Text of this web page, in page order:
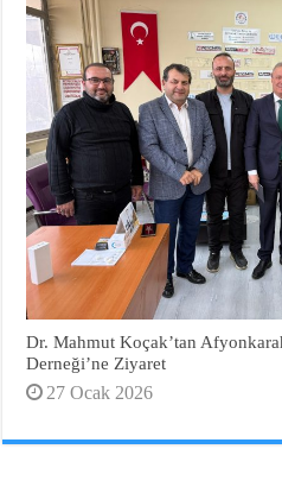
Dr. Mahmut Koçak’tan
Derneği’ne Ziyaret
27 Ocak 2026